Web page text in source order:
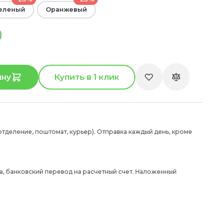
Оранжевый
Купить в 1 клик
поштомат, курьер). Отправка каждый день, кроме
банковский перевод на расчетный счет. Наложенный